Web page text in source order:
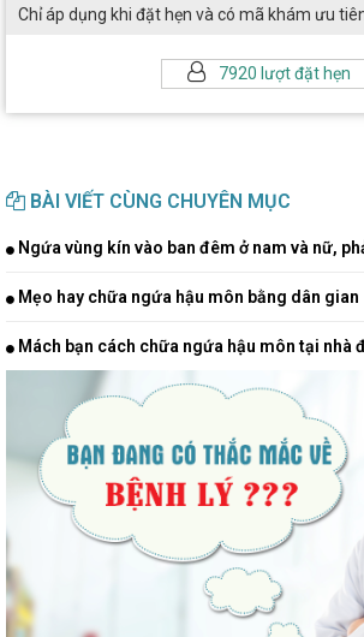
7920 lượt đặt hẹn
Chỉ áp dụng khi đặt hẹn và có mã khám ưu
BÀI VIẾT CÙNG CHUYÊN MỤC
Ngứa vùng kín vào ban đêm ở nam và nữ,
Mẹo hay chữa ngứa hậu môn bằng dân gian
Mách bạn cách chữa ngứa hậu môn tại nhà